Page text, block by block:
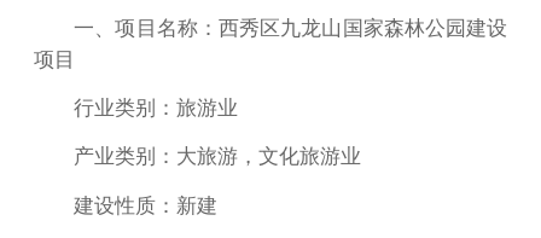
一、项目名称：西秀区九龙山国家森林公园建设
项目
行业类别：旅游业
产业类别：大旅游，文化旅游业
建设性质：新建